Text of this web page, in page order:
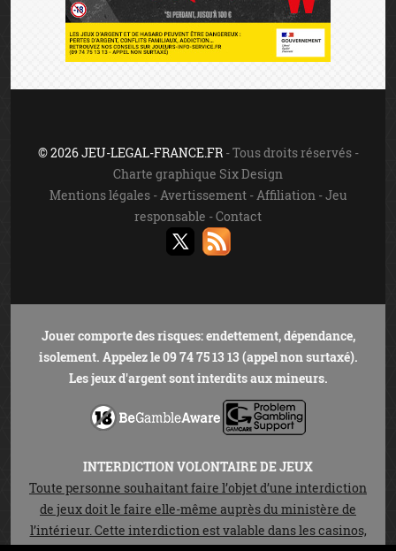
© 2026 JEU-LEGAL-FRANCE.FR- Tous droits réservés -
Charte graphique Six Design
Mentions légales- Avertissement- Affiliation -Jeu
responsable -Contact
Jouer comporte des risques: endettement, dépendance,
isolement. Appelez le 09 74 75 13 13 (appel non surtaxé).
Les jeux d'argent sont interdits aux mineurs.
INTERDICTION VOLONTAIRE DE JEUX
Toute personne souhaitant faire l’objet d’une interdiction
de jeux doit le faire elle-même auprès du ministère de
l’intérieur. Cette interdiction est valable dans les casinos,